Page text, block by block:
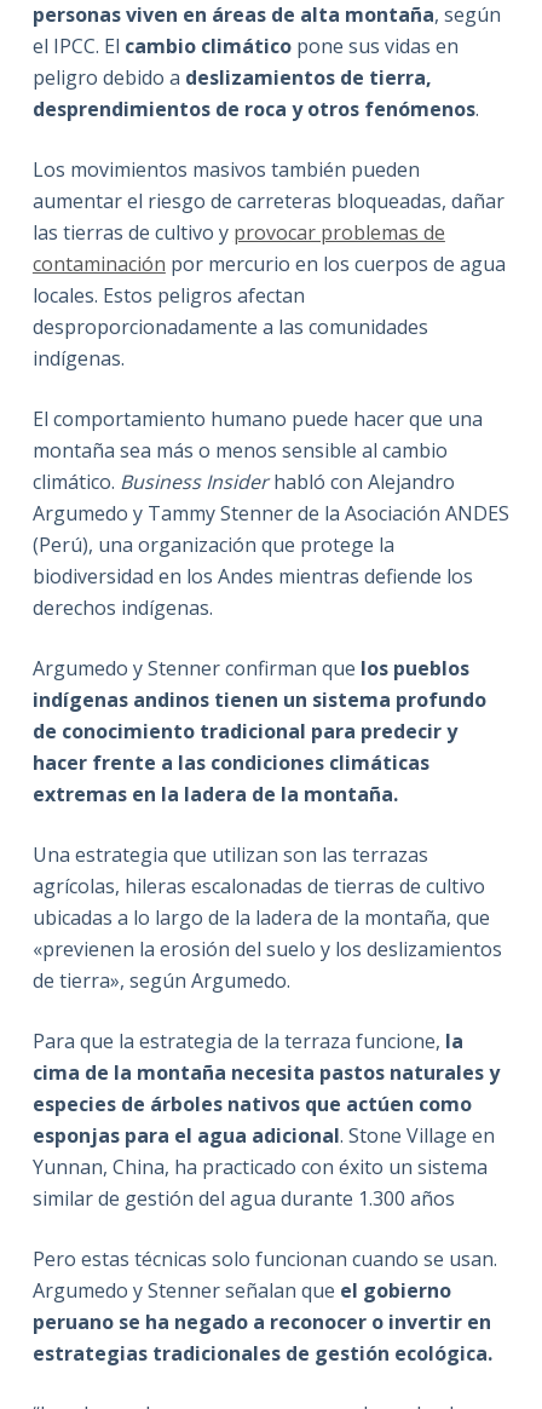
personas viven en áreas de alta montaña, según
el IPCC. El cambio climáticopone sus vidas en
peligro debido a deslizamientos de tierra,
desprendimientos de roca y otros fenómenos.
Los movimientos masivos también pueden
aumentar el riesgo de carreteras bloqueadas, dañar
las tierras de cultivo y provocar problemas de
contaminación por mercurio en los cuerpos de agua
locales. Estos peligros afectan
desproporcionadamente a las comunidades
indígenas.
El comportamiento humano puede hacer que una
montaña sea más o menos sensible al cambio
climático. Business Insiderhabló con Alejandro
Argumedo y Tammy Stenner de la Asociación ANDES
(Perú), una organización que protege la
biodiversidad en los Andes mientras defiende los
derechos indígenas.
Argumedo y Stenner confirman que los pueblos
indígenas andinos tienen un sistema profundo
de conocimiento tradicional para predecir y
hacer frente a las condiciones climáticas
extremas en la ladera de la montaña.
Una estrategia que utilizan son las terrazas
agrícolas, hileras escalonadas de tierras de cultivo
ubicadas a lo largo de la ladera de la montaña, que
«previenen la erosión del suelo y los deslizamientos
de tierra», según Argumedo.
Para que la estrategia de la terraza funcione, la
cima de la montaña necesita pastos naturales y
especies de árboles nativos que actúen como
esponjas para el agua adicional. Stone Village en
Yunnan, China, ha practicado con éxito un sistema
similar de gestión del agua durante 1.300 años
Pero estas técnicas solo funcionan cuando se usan.
Argumedo y Stenner señalan que el gobierno
peruano se ha negado a reconocer o invertir en
estrategias tradicionales de gestión ecológica.